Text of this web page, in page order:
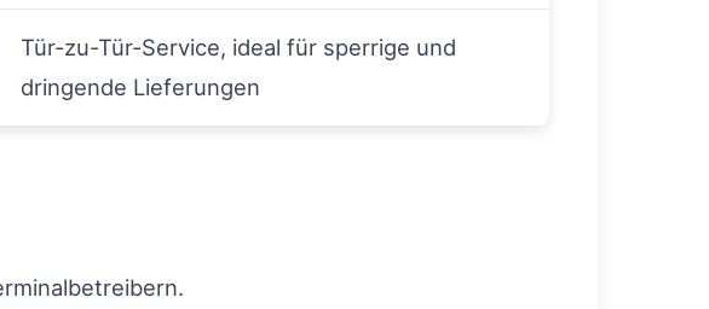
Tür-zu-Tür-Service, ideal für sperrige und
dringende Lieferungen